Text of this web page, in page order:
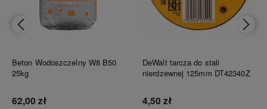
Beton Wodoszczelny W8 B50
25kg
62,00 zł
DeWalt tarcza do stali
nierdzewnej 125mm DT42340Z
4,50 zł